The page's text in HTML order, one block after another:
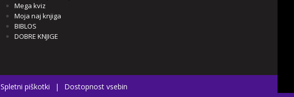
Mega kviz
Moja naj knjiga
BIBLOS
DOBRE KNJIGE
Spletni piškotki | Dostopnost vsebin